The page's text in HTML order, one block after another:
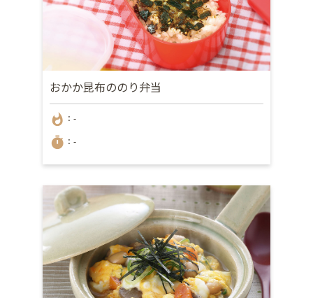
おかか昆布ののり弁当
whatshot ：-
timer ：-